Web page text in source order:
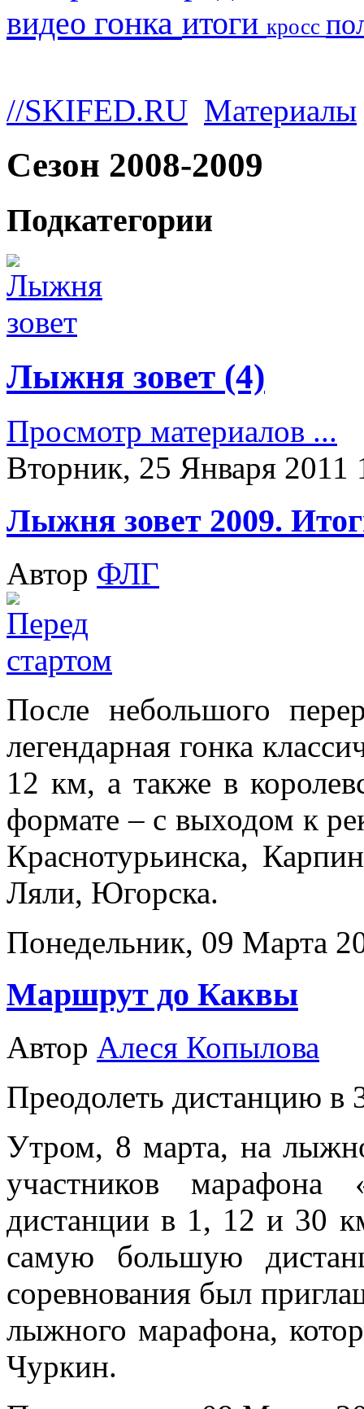
видео гонка итоги кросс
//SKIFED.RU Материалы
Сезон 2008-2009
Подкатегории
Лыжня зовет (4)
Просмотр материалов ...
Вторник, 25 Января 2011
Лыжня зовет 2009.
Автор ФЛГ
После небольшого
легендарная гонка
12 км, а также в
формате – с выходом к
Краснотурьинска,
Ляли, Югорска.
Понедельник, 09 Марта
Маршрут до Каквы
Автор Алеся Копылова
Преодолеть дистанцию в
Утром, 8 марта, на
участников
дистанции в 1, 12 и 30
самую большую
соревнования был
лыжного марафона,
Чуркин.